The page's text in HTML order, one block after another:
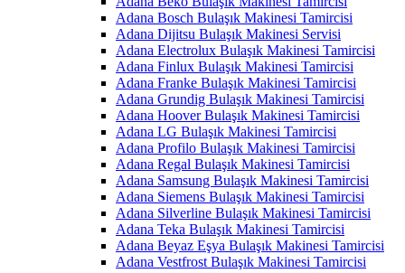
Adana Bosch Bulaşık Makinesi Tamircisi
Adana Dijitsu Bulaşık Makinesi Servisi
Adana Electrolux Bulaşık Makinesi Tamircisi
Adana Finlux Bulaşık Makinesi Tamircisi
Adana Franke Bulaşık Makinesi Tamircisi
Adana Grundig Bulaşık Makinesi Tamircisi
Adana Hoover Bulaşık Makinesi Tamircisi
Adana LG Bulaşık Makinesi Tamircisi
Adana Profilo Bulaşık Makinesi Tamircisi
Adana Regal Bulaşık Makinesi Tamircisi
Adana Samsung Bulaşık Makinesi Tamircisi
Adana Siemens Bulaşık Makinesi Tamircisi
Adana Silverline Bulaşık Makinesi Tamircisi
Adana Teka Bulaşık Makinesi Tamircisi
Adana Beyaz Eşya Bulaşık Makinesi Tamircisi
Adana Vestfrost Bulaşık Makinesi Tamircisi